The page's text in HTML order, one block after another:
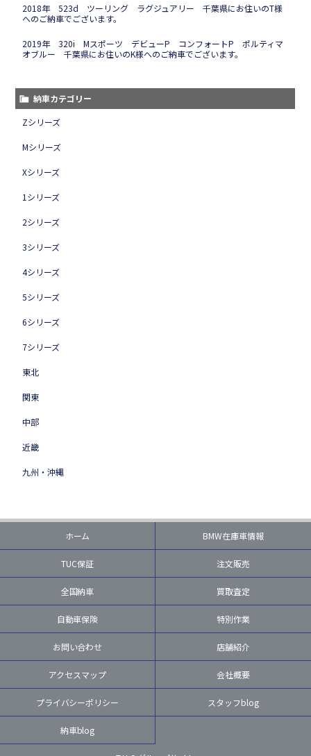
2018年 523d ツーリング ラグジュアリー 千葉県にお住いのT様
へのご納車でございます。
2019年 320i Mスポーツ デビューP コンフォートP ポルティマ
オブルー 千葉県にお住いのK様へのご納車でございます。
納車カテゴリー
Zシリーズ
Mシリーズ
Xシリーズ
1シリーズ
2シリーズ
3シリーズ
4シリーズ
5シリーズ
6シリーズ
7シリーズ
東北
関東
中部
近畿
九州・沖縄
ホーム BMW在庫車情報
TUC保証 注文販売
全国納車 買取査定
自動車保険 特別作業
お問い合わせ 店舗紹介
アクセスマップ 会社概要
プライバシーポリシー スタッフblog
納車blog